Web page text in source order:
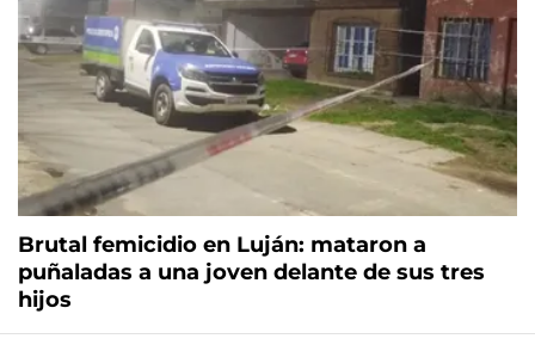
Brutal femicidio en Luján: mataron a
puñaladas a una joven delante de sus tres
hijos